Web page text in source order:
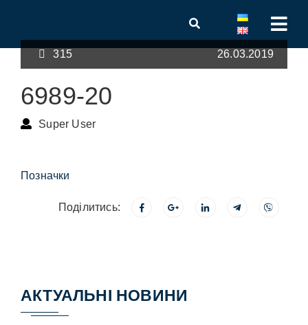
315 26.03.2019
6989-20
Super User
Позначки
Поділитись:
АКТУАЛЬНІ НОВИНИ